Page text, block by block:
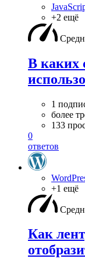
+2 ещё
В каких
1
более
133
0
ответов
+1 ещё
Как